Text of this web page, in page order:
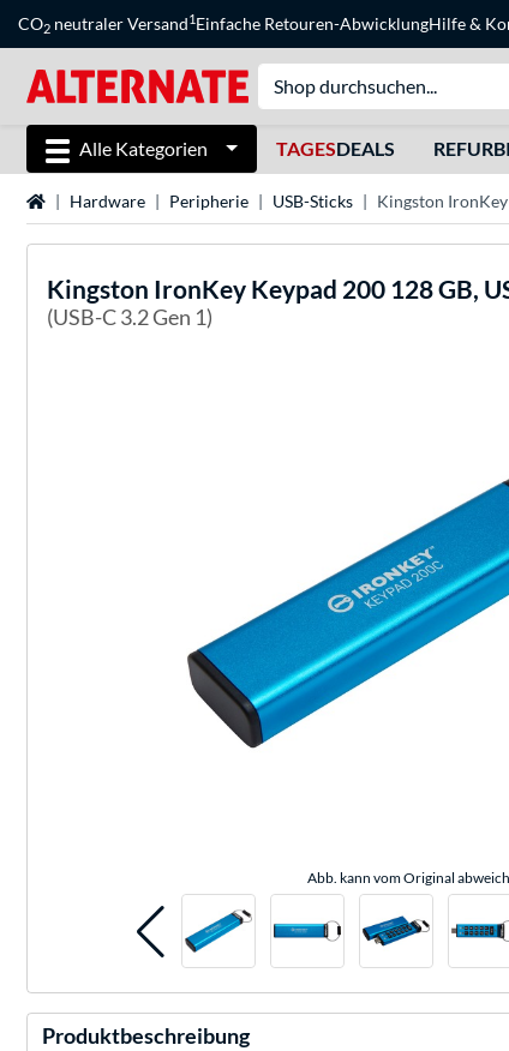
CO2 neutraler Versand1Einfache Retouren-AbwicklungHilfe&
Alle Kategorien TAGESDEALS
StartseiteHardware Peripherie USB-Sticks Kingston
Kingston IronKey Keypad 200 128 GB,
(USB-C 3.2 Gen 1)
Abb. kann vom Original
Produktbeschreibung